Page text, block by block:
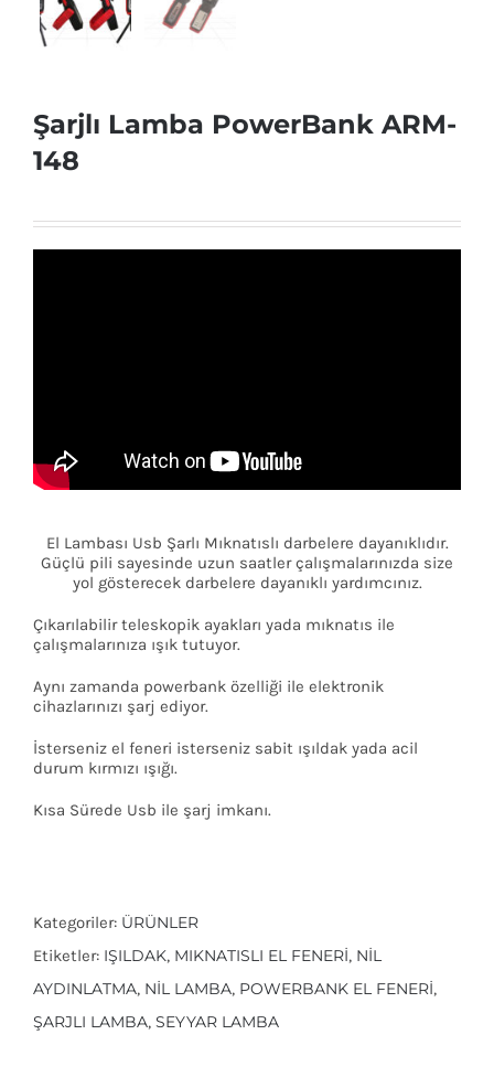
Şarjlı Lamba PowerBank ARM-
148
El Lambası Usb Şarlı Mıknatıslı darbelere dayanıklıdır.
Güçlü pili sayesinde uzun saatler çalışmalarınızda size
yol gösterecek darbelere dayanıklı yardımcınız.
Çıkarılabilir teleskopik ayakları yada mıknatıs ile
çalışmalarınıza ışık tutuyor.
Aynı zamanda powerbank özelliği ile elektronik
cihazlarınızı şarj ediyor.
İsterseniz el feneri isterseniz sabit ışıldak yada acil
durum kırmızı ışığı.
Kısa Sürede Usb ile şarj imkanı.
Kategoriler: ÜRÜNLER
Etiketler: IŞILDAK, MIKNATISLI EL FENERI, NIL
AYDINLATMA, NIL LAMBA, POWERBANK EL FENERI,
ŞARJLI LAMBA, SEYYAR LAMBA